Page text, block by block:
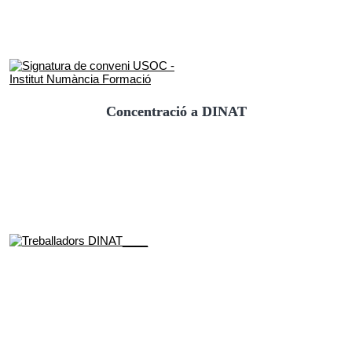
Concentració a DINAT